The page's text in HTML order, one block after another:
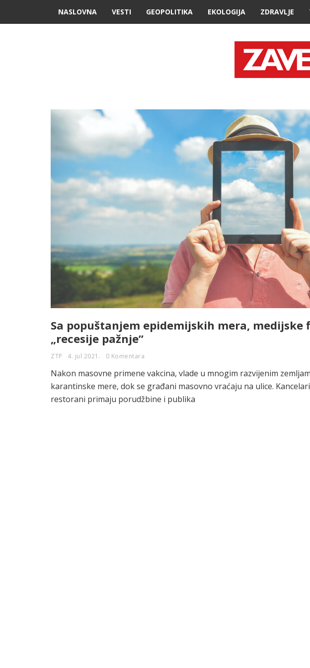
NASLOVNA VESTI GEOPOLITIKA EKOLOGIJA ZDRAVLJE
Sa popuštanjem epidemijskih mera, medijske
„recesije pažnje”
ZTP 4. jul 2021. 0 Komentara
Nakon masovne primene vakcina, vlade u mnogim razvijenim
karantinske mere, dok se građani masovno vraćaju na ulice.
restorani primaju porudžbine i publika